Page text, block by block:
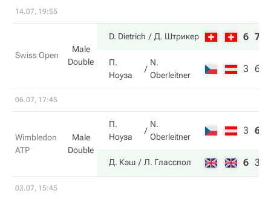
14.07, 19:55
Swiss Open
Male
Double
D. Dietrich Д. Штрикер 6 7
П.
Ноуза
N.
Oberleitner
3 6
06.07, 17:45
Wimbledon
ATP
Male
Double
П.
Ноуза
N.
Oberleitner
3 6
Д. Кэш Л. Гласспол 6 3
03.07, 15:45